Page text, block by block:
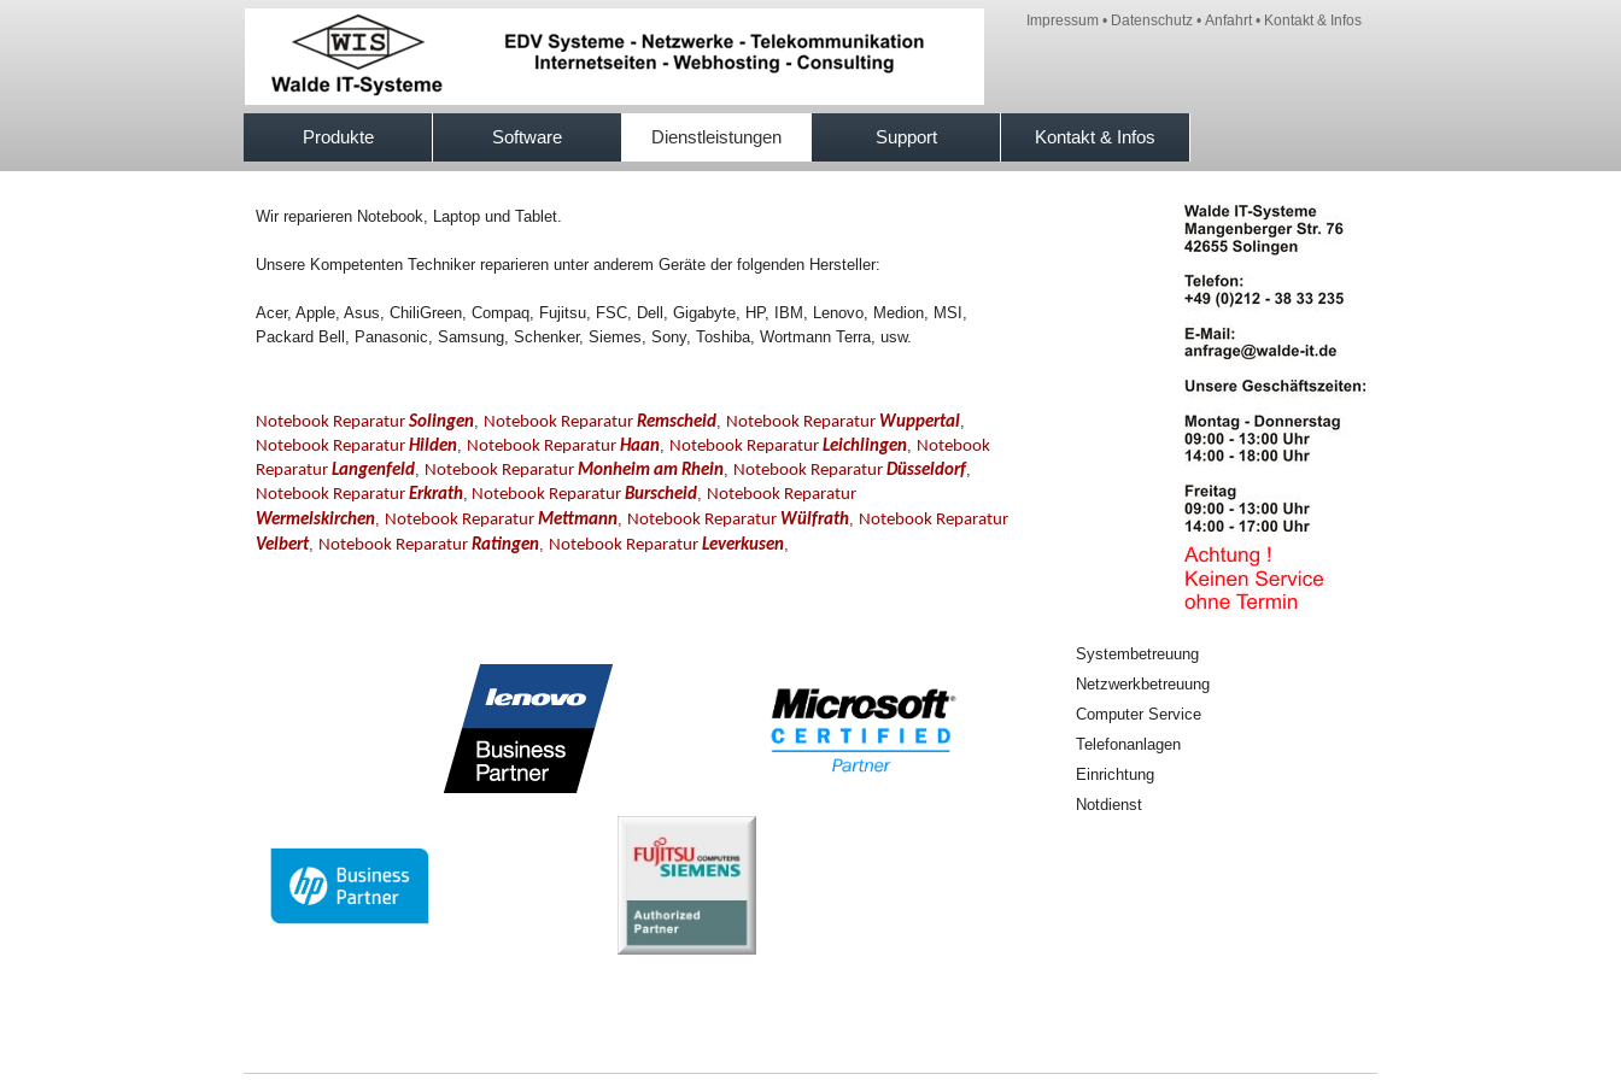
Impressum • Datenschutz • Anfahrt• Kontakt & Infos
Produkte Software Dienstleistungen Support Kontakt & Infos
Wir reparieren Notebook, Laptop und Tablet.
Unsere Kompetenten Techniker reparieren unter anderem Geräte der folgenden Hersteller:
Acer, Apple, Asus, ChiliGreen, Compaq, Fujitsu, FSC, Dell, Gigabyte, HP, IBM, Lenovo, Medion, MSI,
Packard Bell, Panasonic, Samsung, Schenker, Siemes, Sony, Toshiba, Wortmann Terra, usw.
Notebook Reparatur Solingen, Notebook Reparatur Remscheid, Notebook Reparatur Wuppertal,
Notebook Reparatur Hilden, Notebook Reparatur Haan, Notebook Reparatur Leichlingen, Notebook
Reparatur Langenfeld, Notebook Reparatur Monheim am Rhein, Notebook Reparatur Düsseldorf,
Notebook Reparatur Erkrath, Notebook Reparatur Burscheid, Notebook Reparatur
Wermelskirchen, Notebook Reparatur Mettmann, Notebook Reparatur Wülfrath, Notebook Reparatur
Velbert, Notebook Reparatur Ratingen, Notebook Reparatur Leverkusen,
Systembetreuung
Netzwerkbetreuung
Computer Service
Telefonanlagen
Einrichtung
Notdienst